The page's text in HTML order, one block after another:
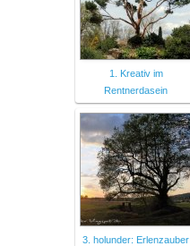
1. Kreativ im
Rentnerdasein
3. holunder: Erlenzauber